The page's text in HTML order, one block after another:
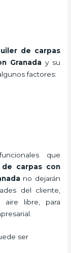
de carpas
Granada y su
factores:
que
de carpas con
no dejarán
del cliente,
aire libre, para
ser